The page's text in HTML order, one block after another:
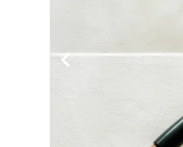
プライバシーポリシー